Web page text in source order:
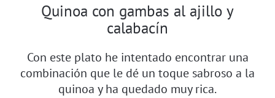
Quinoa con gambas al ajillo y
calabacín
Con este plato he intentado encontrar una
combinación que le dé un toque sabroso a la
quinoa y ha quedado muy rica.